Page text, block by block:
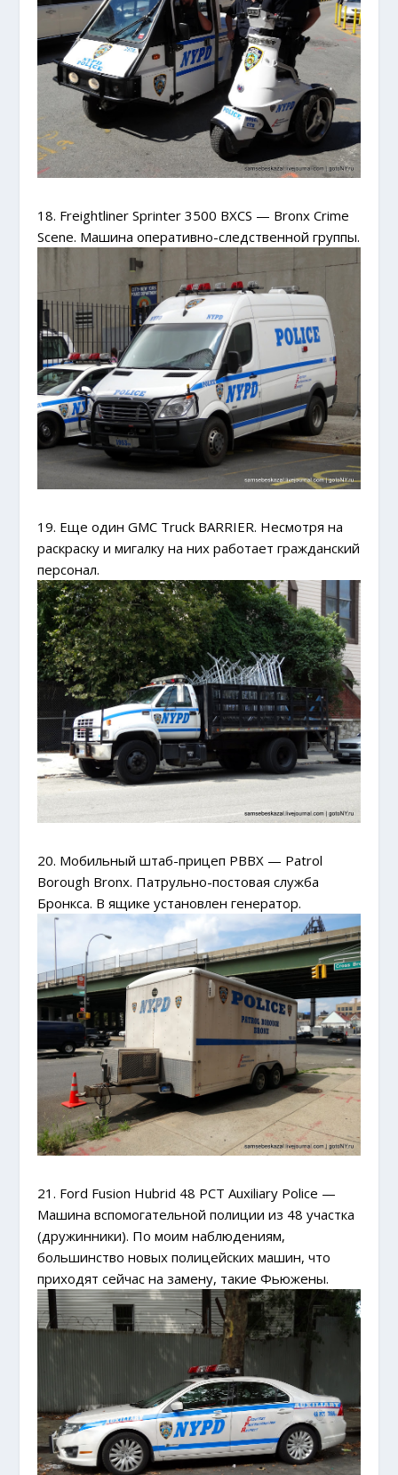
18. Freightliner Sprinter 3500 BXCS — Bronx Crime
Scene. Машина оперативно-следственной группы.
19. Еще один GMC Truck BARRIER. Несмотря на
раскраску и мигалку на них работает гражданский
персонал.
20. Мобильный штаб-прицеп PBBX — Patrol
Borough Bronx. Патрульно-постовая служба
Бронкса. В ящике установлен генератор.
21. Ford Fusion Hubrid 48 PCT Auxiliary Police —
Машина вспомогательной полиции из 48 участка
(дружинники). По моим наблюдениям,
большинство новых полицейских машин, что
приходят сейчас на замену, такие Фьюжены.